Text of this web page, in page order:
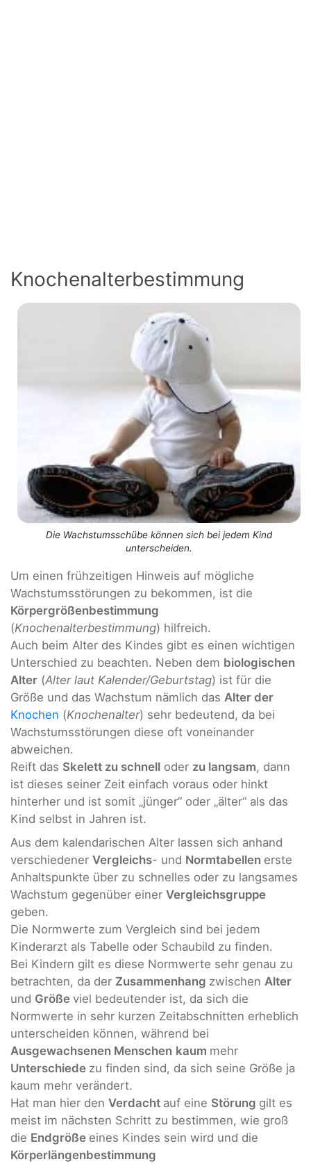
Knochenalterbestimmung
Die Wachstumsschübe können sich bei jedem Kind
unterscheiden.
Um einen frühzeitigen Hinweis auf mögliche
Wachstumsstörungen zu bekommen, ist die
Körpergrößenbestimmung
(Knochenalterbestimmung) hilfreich.
Auch beim Alter des Kindes gibt es einen wichtigen
Unterschied zu beachten. Neben dem biologischen
Alter (Alter laut Kalender/Geburtstag) ist für die
Größe und das Wachstum nämlich das Alter der
Knochen (Knochenalter) sehr bedeutend, da bei
Wachstumsstörungen diese oft voneinander
abweichen.
Reift das Skelett zu schnell oder zu langsam, dann
ist dieses seiner Zeit einfach voraus oder hinkt
hinterher und ist somit „jünger“ oder „älter“ als das
Kind selbst in Jahren ist.
Aus dem kalendarischen Alter lassen sich anhand
verschiedener Vergleichs- und Normtabellen erste
Anhaltspunkte über zu schnelles oder zu langsames
Wachstum gegenüber einer Vergleichsgruppe
geben.
Die Normwerte zum Vergleich sind bei jedem
Kinderarzt als Tabelle oder Schaubild zu finden.
Bei Kindern gilt es diese Normwerte sehr genau zu
betrachten, da der Zusammenhang zwischen Alter
und Größe viel bedeutender ist, da sich die
Normwerte in sehr kurzen Zeitabschnitten erheblich
unterscheiden können, während bei
Ausgewachsenen Menschen kaum mehr
Unterschiede zu finden sind, da sich seine Größe ja
kaum mehr verändert.
Hat man hier den Verdacht auf eine Störung gilt es
meist im nächsten Schritt zu bestimmen, wie groß
die Endgröße eines Kindes sein wird und die
Körperlängenbestimmung